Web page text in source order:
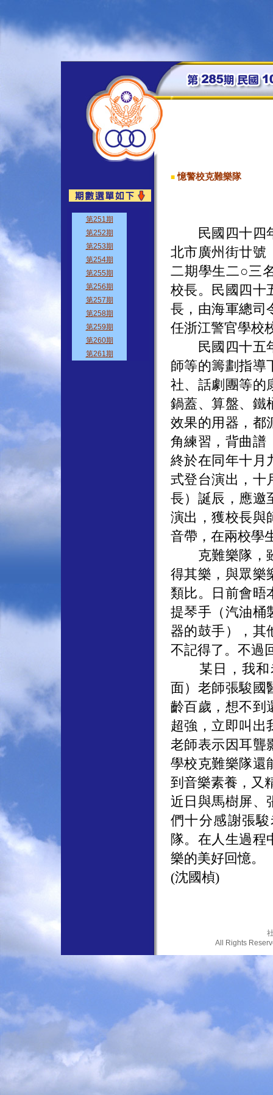
■ 憶警校克難樂隊
民國四十四年
北市廣州街廿號
二期學生二○三
校長。民國四十
長，由海軍總司
任浙江警官學校
民國四十五年
師等的籌劃指導
社、話劇團等的
鍋蓋、算盤、
效果的用器，都
角練習，背曲譜
終於在同年十月
式登台演出，
長）誕辰，應邀
演出，獲校長與
音帶，在兩校學
克難樂隊，雖
得其樂，與眾樂
類比。日前會晤
提琴手（汽油桶
器的鼓手），其
不記得了。不過
某日，我和
面）老師張駿國
齡百歲，想不到
超強，立即叫出
老師表示因耳聾
學校克難樂隊還
到音樂素養，又
近日與馬樹屏、
們十分感謝張
隊。在人生過程
樂的美好回憶。
(沈國楨)
All Rights